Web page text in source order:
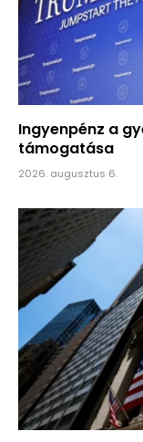
Ingyenpénz a
támogatása
2026. augusztus 6.